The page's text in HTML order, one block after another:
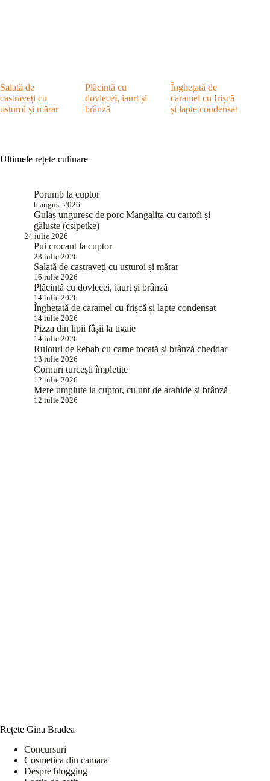
Salată de
castraveți cu
usturoi și mărar
Plăcintă cu
dovlecei, iaurt și
brânză
Înghețată de
caramel cu frișcă
și lapte condensat
Ultimele rețete culinare
Porumb la cuptor
6 august 2026
Gulaș unguresc de porc Mangalița cu cartofi și
găluște (csipetke)
24 iulie 2026
Pui crocant la cuptor
23 iulie 2026
Salată de castraveți cu usturoi și mărar
16 iulie 2026
Plăcintă cu dovlecei, iaurt și brânză
14 iulie 2026
Înghețată de caramel cu frișcă și lapte condensat
14 iulie 2026
Pizza din lipii fâșii la tigaie
14 iulie 2026
Rulouri de kebab cu carne tocată și brânză cheddar
13 iulie 2026
Cornuri turcești împletite
12 iulie 2026
Mere umplute la cuptor, cu unt de arahide și brânză
12 iulie 2026
Rețete Gina Bradea
Concursuri
Cosmetica din camara
Despre blogging